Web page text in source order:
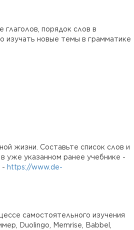
глаголов, порядок слов в
изучать новые темы в грамматике
жизни. Составьте список слов и
уже указанном ранее учебнике -
- https://www.de-
самостоятельного изучения
Duolingo, Memrise, Babbel,